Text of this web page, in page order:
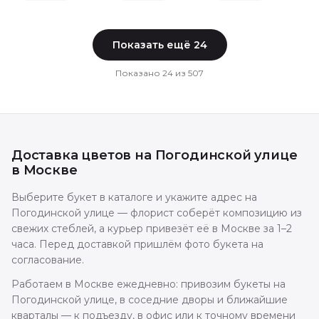
Показать ещё 24
Показано 24 из 507
Доставка цветов на Погодинской улице
в Москве
Выберите букет в каталоге и укажите адрес на
Погодинской улице — флорист соберёт композицию из
свежих стеблей, а курьер привезёт её в Москве за 1–2
часа. Перед доставкой пришлём фото букета на
согласование.
Работаем в Москве ежедневно: привозим букеты на
Погодинской улице, в соседние дворы и ближайшие
кварталы — к подъезду, в офис или к точному времени